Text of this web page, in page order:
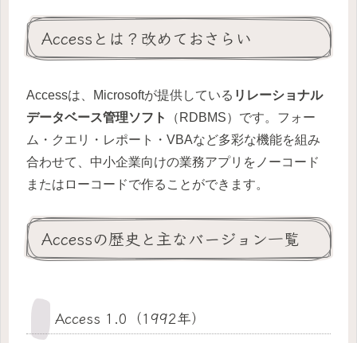
Accessとは？改めておさらい
Accessは、Microsoftが提供している リレーショナル
データベース管理ソフト
（RDBMS）です。フォー
ム・クエリ・レポート・VBAなど多彩な機能を組み
合わせて、中小企業向けの業務アプリをノーコード
またはローコードで作ることができます。
Accessの歴史と主なバージョン一覧
Access 1.0（1992年）